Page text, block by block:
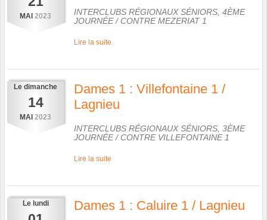
MAI 2023
INTERCLUBS RÉGIONAUX SÉNIORS, 4ÈME
JOURNÉE/ CONTREMEZERIAT 1
Lire la suite
Le dimanche
14
MAI 2023
Dames 1 : Villefontaine 1 /
Lagnieu
INTERCLUBS RÉGIONAUX SÉNIORS, 3ÈME
JOURNÉE/ CONTRE VILLEFONTAINE 1
Lire la suite
Le lundi Dames 1 : Caluire 1 / Lagnieu